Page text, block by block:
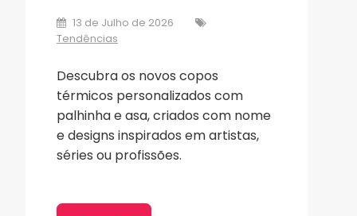
13 de Julho de 2026
Tendências
Descubra os novos copos
térmicos personalizados com
palhinha e asa, criados com nome
e designs inspirados em artistas,
séries ou profissões.